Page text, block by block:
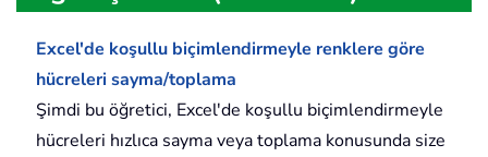
Excel'de koşullu biçimlendirmeyle renklere göre
hücreleri sayma/toplama
Şimdi bu öğretici, Excel'de koşullu biçimlendirmeyle
hücreleri hızlıca sayma veya toplama konusunda size